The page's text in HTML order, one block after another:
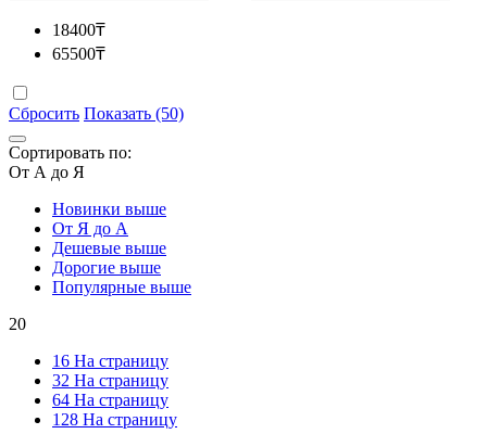
18400₸
65500₸
Сбросить Показать (50)
Сортировать по:
От А до Я
Новинки выше
От Я до А
Дешевые выше
Дорогие выше
Популярные выше
20
16 На страницу
32 На страницу
64 На страницу
128 На страницу